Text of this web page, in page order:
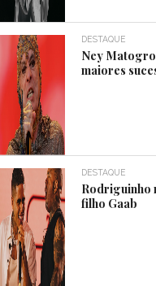
DESTAQUE
Ney
maiores
DESTAQUE
Rodriguinho
filho Gaab